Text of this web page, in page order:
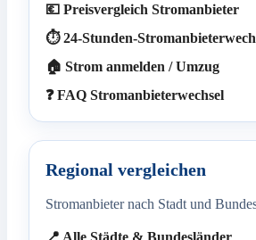
💶 Preisvergleich Stromanbieter
⏱️ 24-Stunden-
🏠 Strom anmelden / Umzug
❓ FAQ Stromanbieterwechsel
Regional vergleichen
Stromanbieter nach Stadt und
📍 Alle Städte & Bundesländer